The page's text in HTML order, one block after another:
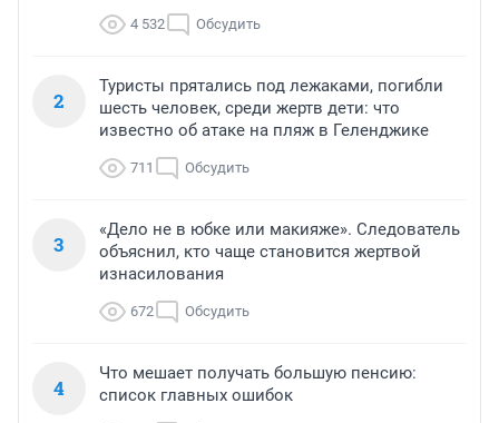
4 532 Обсудить
2
Туристы прятались под лежаками, погибли
шесть человек, среди жертв дети: что
известно об атаке на пляж в Геленджике
711 Обсудить
3
«Дело не в юбке или макияже». Следователь
объяснил, кто чаще становится жертвой
изнасилования
672 Обсудить
4
Что мешает получать большую пенсию:
список главных ошибок